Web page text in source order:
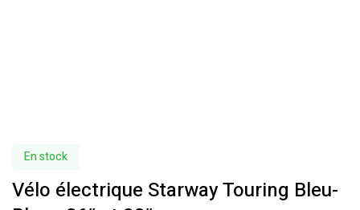
En stock
Vélo électrique Starway Touring Bleu-